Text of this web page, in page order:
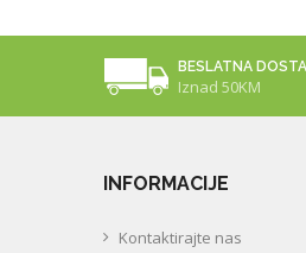
BESLATNA
Iznad 50KM
INFORMACIJE
Kontaktirajte nas